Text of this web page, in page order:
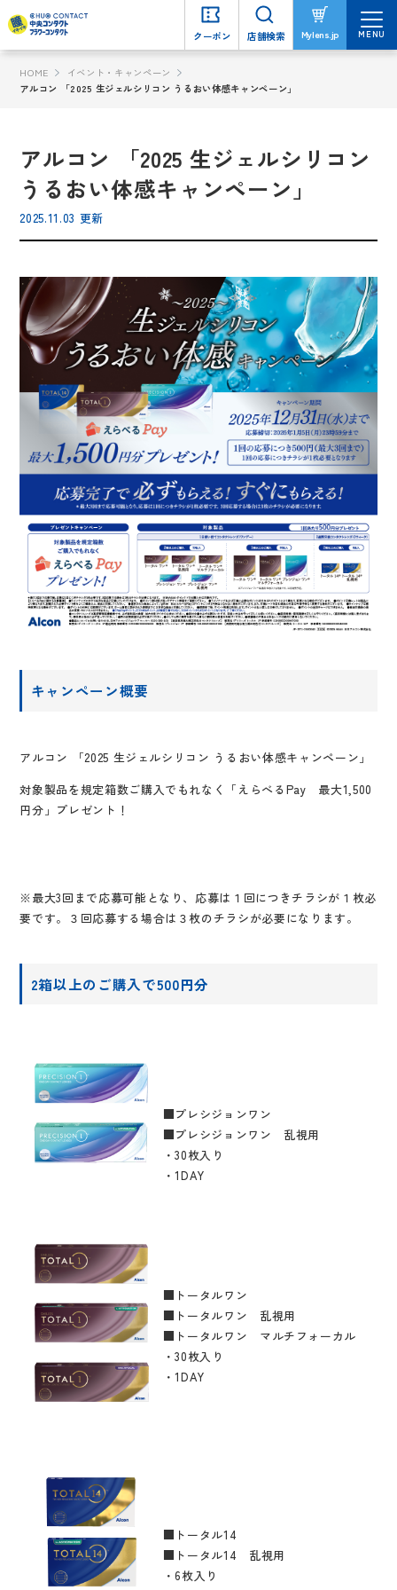
クーポン 店舗検索 Mylens.jp MENU
HOME
イベント・キャンペーン
アルコン 「2025 生ジェルシリコン うるおい体感キャンペーン」
アルコン 「2025 生ジェルシリコン
うるおい体感キャンペーン」
2025.11.03 更新
キャンペーン概要
アルコン 「2025 生ジェルシリコン うるおい体感キャンペーン」
対象製品を規定箱数ご購入でもれなく「えらべるPay 最大1,500
円分」プレゼント！
※最大3回まで応募可能となり、応募は１回につきチラシが１枚必
要です。３回応募する場合は３枚のチラシが必要になります。
2箱以上のご購入で500円分
■プレシジョンワン
■プレシジョンワン 乱視用
・30枚入り
・1DAY
■トータルワン
■トータルワン 乱視用
■トータルワン マルチフォーカル
・30枚入り
・1DAY
■トータル14
■トータル14 乱視用
・6枚入り
クーポン 店舗検索 Mylens.jp MENU